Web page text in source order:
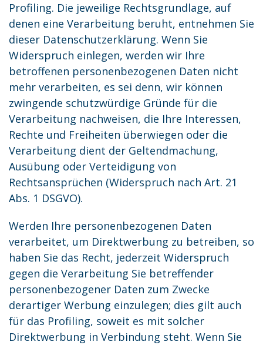
Profiling. Die jeweilige Rechtsgrundlage, auf
denen eine Verarbeitung beruht, entnehmen Sie
dieser Datenschutzerklärung. Wenn Sie
Widerspruch einlegen, werden wir Ihre
betroffenen personenbezogenen Daten nicht
mehr verarbeiten, es sei denn, wir können
zwingende schutzwürdige Gründe für die
Verarbeitung nachweisen, die Ihre Interessen,
Rechte und Freiheiten überwiegen oder die
Verarbeitung dient der Geltendmachung,
Ausübung oder Verteidigung von
Rechtsansprüchen (Widerspruch nach Art. 21
Abs. 1 DSGVO).
Werden Ihre personenbezogenen Daten
verarbeitet, um Direktwerbung zu betreiben, so
haben Sie das Recht, jederzeit Widerspruch
gegen die Verarbeitung Sie betreffender
personenbezogener Daten zum Zwecke
derartiger Werbung einzulegen; dies gilt auch
für das Profiling, soweit es mit solcher
Direktwerbung in Verbindung steht. Wenn Sie